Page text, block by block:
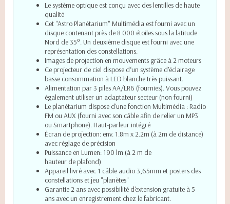
Le système optique est conçu avec des lentilles de haute
qualité
Cet "Astro Planétarium" Multimédia est fourni avec un
disque contenant près de 8 000 étoiles sous la latitude
Nord de 35°. Un deuxième disque est fourni avec une
représentation des constellations.
Images de projection en mouvements grâce à 2 moteurs
Ce projecteur de ciel dispose d‘un système d’éclairage
basse consommation à LED blanche très puissant.
Alimentation par 3 piles AA/LR6 (fournies). Vous pouvez
également utiliser un adaptateur secteur (non fourni)
Le planétarium dispose d'une fonction Multimédia : Radio
FM ou AUX (fourni avec son câble afin de relier un MP3
ou Smartphone). Haut-parleur intégré
Écran de projection: env. 1.8m x 2.2m (à 2m de distance)
avec réglage de précision
Puissance en Lumen: 190 lm (à 2 m de
hauteur de plafond)
Appareil livré avec 1 câble audio 3,65mm et posters des
constellations et jeu "planètes"
Garantie 2 ans avec possibilité d'extension gratuite à 5
ans avec un enregistrement chez le fabricant.